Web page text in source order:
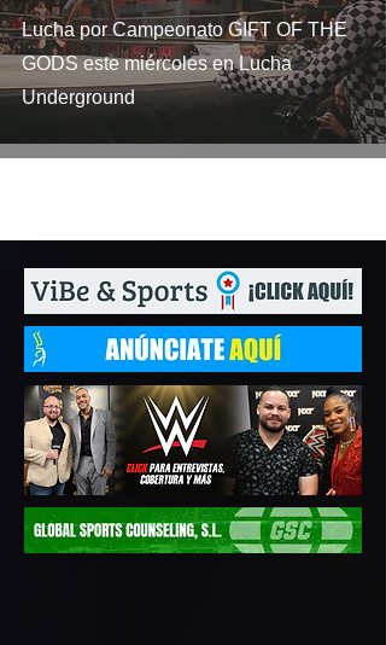
Lucha por Campeonato GIFT OF THE
GODS este miércoles en Lucha
Underground